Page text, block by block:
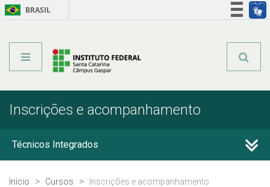
BRASIL
Inscrições e acompanhamento
Técnicos Integrados
Técnicos Subsequentes
Início Cursos Inscrições e acompanhamento